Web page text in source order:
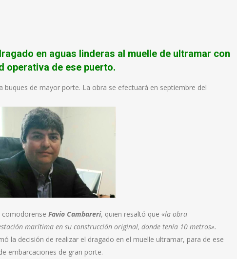
en aguas linderas al muelle de ultramar con
operativa de ese puerto.
buques de mayor porte. La obra se efectuará en septiembre del
comodorense Favio Cambareri, quien resaltó que «la obra
marítima en su construcción original, donde tenía 10 metros».
la decisión de realizar el dragado en el muelle ultramar, para de ese
embarcaciones de gran porte.